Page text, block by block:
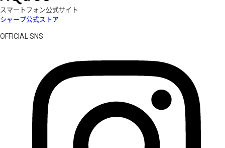
スマートフォン公式サイト
シャープ公式ストア
OFFICIAL SNS